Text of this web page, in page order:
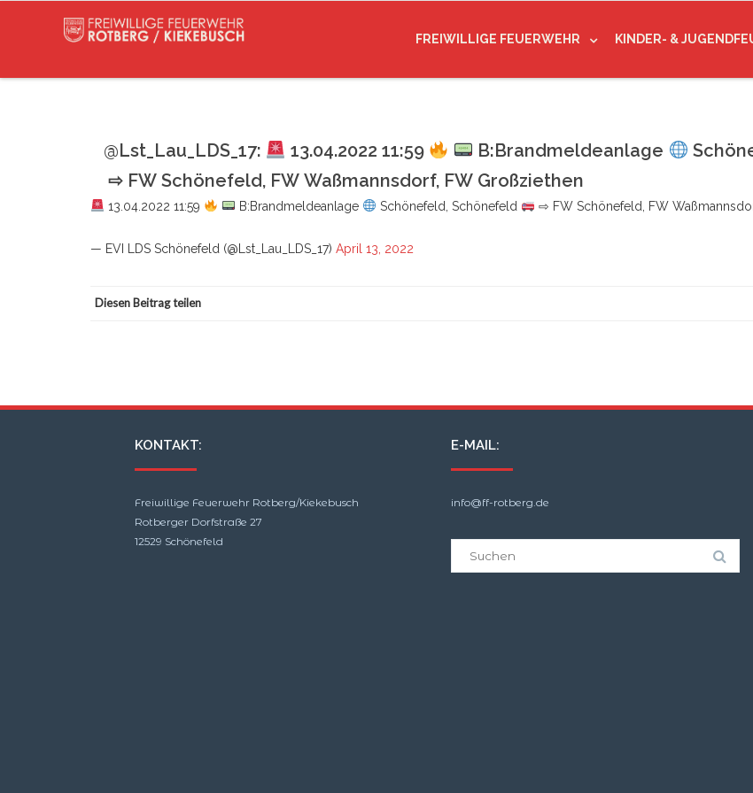
FREIWILLIGE FEUERWEHR KINDER- &
@Lst_Lau_LDS_17: 13.04.2022 11:59 B:Brandmeldeanlage
⇨ FW Schönefeld, FW Waßmannsdorf, FW Großziethen
13.04.2022 11:59 B:Brandmeldeanlage Schönefeld, Schönefeld ⇨ FW Schönefeld, FW
— EVI LDS Schönefeld (@Lst_Lau_LDS_17) April 13, 2022
Diesen Beitrag teilen
KONTAKT:
Freiwillige Feuerwehr Rotberg/Kiekebusch
Rotberger Dorfstraße 27
12529 Schönefeld
E-MAIL:
info@ff-rotberg.de